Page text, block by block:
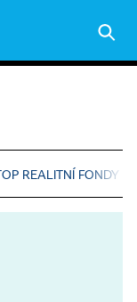
TOP REALITNÍ FONDY